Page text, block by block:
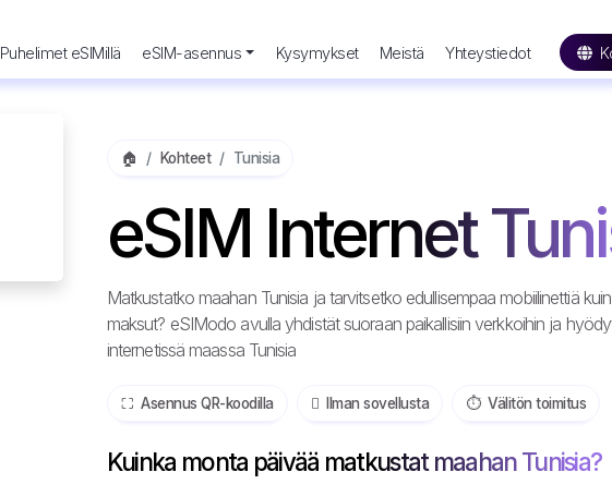
Puhelimet eSIMillä eSIM-asennus Kysymykset Meistä Yhteystiedot
🏠 Kohteet Tunisia
eSIM Internet
Matkustatko maahan Tunisia ja tarvitsetko edullisempaa mobiilinettiä
maksut? eSIModo avulla yhdistät suoraan paikallisiin verkkoihin ja
internetissä maassa Tunisia
⛶️️ Asennus QR-koodilla ️ Ilman sovellusta ⏱️️ Välitön toimitus
Kuinka monta päivää matkustat maahan Tunisia?